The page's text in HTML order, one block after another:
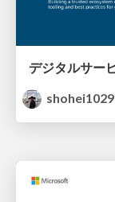
shohei1029